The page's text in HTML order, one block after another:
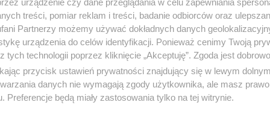
Reklama
treści, pomiar reklam i treści, badanie odbiorców oraz
Partnerzy możemy używać dokładnych danych
urządzenia do celów identyfikacji. Ponieważ cenimy Twoją
tych technologii poprzez kliknięcie „Akceptuję”. Zgoda jest
przycisk ustawień prywatności znajdujący się w lewym
danych nie wymagają zgody użytkownika, ale masz
Preferencje będą miały zastosowania tylko na tej witrynie.